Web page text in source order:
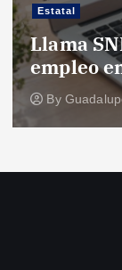
Estatal
SNE
en
Guadalupe